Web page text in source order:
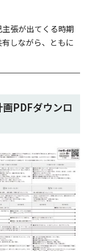
主張が出てくる時期
しながら、ともに
PDFダウンロ